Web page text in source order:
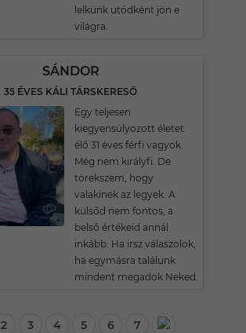
lelkünk utódként jön e
világra.
SÁNDOR
35 ÉVES KÁLI TÁRSKERESŐ
Egy teljesen
kiegyensúlyozott életet
élő 31 éves férfi vagyok.
Még nem királyfi. De
törekszem, hogy
valakinek az legyek. A
külsőd nem fontos, a
belső értékeid annál
inkább. Ha irsz válaszolok,
ha egymásra találunk
mindent megadok Neked.
2 3 4 5 6 7